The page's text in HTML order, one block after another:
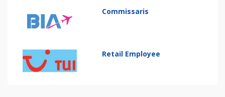
Commissaris
Retail Employee